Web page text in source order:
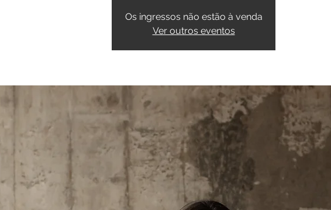
Os ingressos não estão à venda
Ver outros eventos